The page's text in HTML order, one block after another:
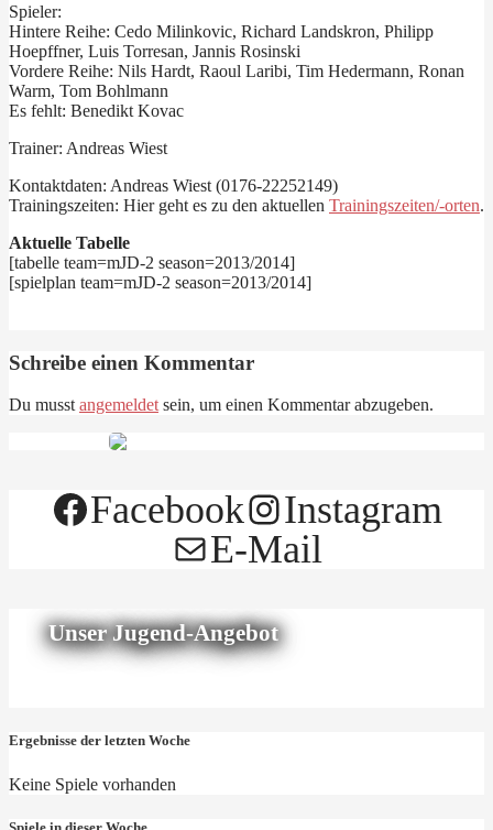
Spieler:
Hintere Reihe: Cedo Milinkovic, Richard Landskron, Philipp
Hoepffner, Luis Torresan, Jannis Rosinski
Vordere Reihe: Nils Hardt, Raoul Laribi, Tim Hedermann, Ronan
Warm, Tom Bohlmann
Es fehlt: Benedikt Kovac
Trainer: Andreas Wiest
Kontaktdaten: Andreas Wiest (0176-22252149)
Trainingszeiten: Hier geht es zu den aktuellen Trainingszeiten/-orten.
Aktuelle Tabelle
[tabelle team=mJD-2 season=2013/2014]
[spielplan team=mJD-2 season=2013/2014]
Schreibe einen Kommentar
Du musst angemeldet sein, um einen Kommentar abzugeben.
Facebook
Instagram
E-Mail
Unser Jugend-Angebot
Ergebnisse der letzten Woche
Keine Spiele vorhanden